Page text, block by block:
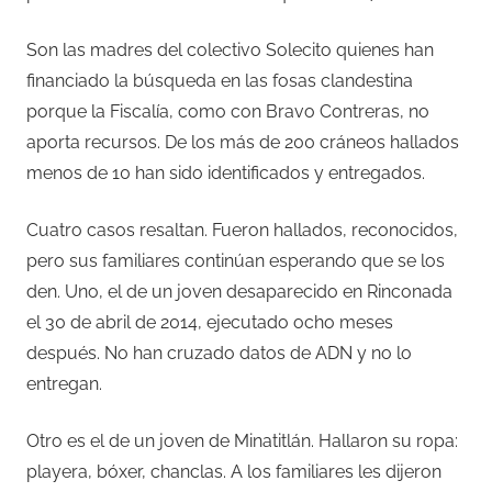
Son las madres del colectivo Solecito quienes han
financiado la búsqueda en las fosas clandestina
porque la Fiscalía, como con Bravo Contreras, no
aporta recursos. De los más de 200 cráneos hallados
menos de 10 han sido identificados y entregados.
Cuatro casos resaltan. Fueron hallados, reconocidos,
pero sus familiares continúan esperando que se los
den. Uno, el de un joven desaparecido en Rinconada
el 30 de abril de 2014, ejecutado ocho meses
después. No han cruzado datos de ADN y no lo
entregan.
Otro es el de un joven de Minatitlán. Hallaron su ropa:
playera, bóxer, chanclas. A los familiares les dijeron